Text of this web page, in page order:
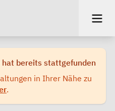
bereits stattgefunden
in Ihrer Nähe zu
.